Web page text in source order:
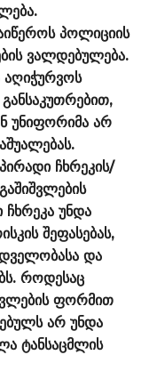
პოლიციის
ვალდებულება.
უნიფორიმა არ
ჩხრეკის/
ჩხრეკა უნდა
შეფასებას,
და
როდესაც
ფორმით
არ უნდა
ტანსაცმლის